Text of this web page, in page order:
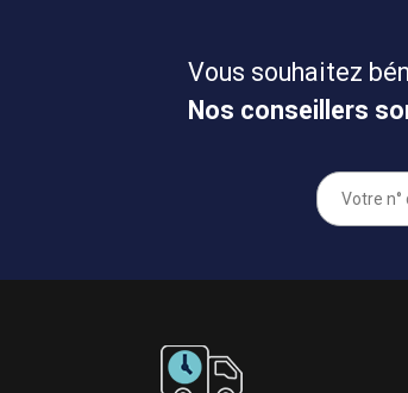
Vous souhaitez
Nos conseillers